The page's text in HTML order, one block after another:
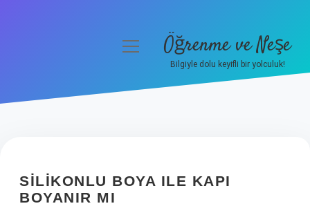
Hakkımızda
menüyüÖğrenme ve Neşe
Bilgiyle dolu keyifli bir yolculuk!
SILIKONLU BOYA ILE KAPI
BOYANIR MI